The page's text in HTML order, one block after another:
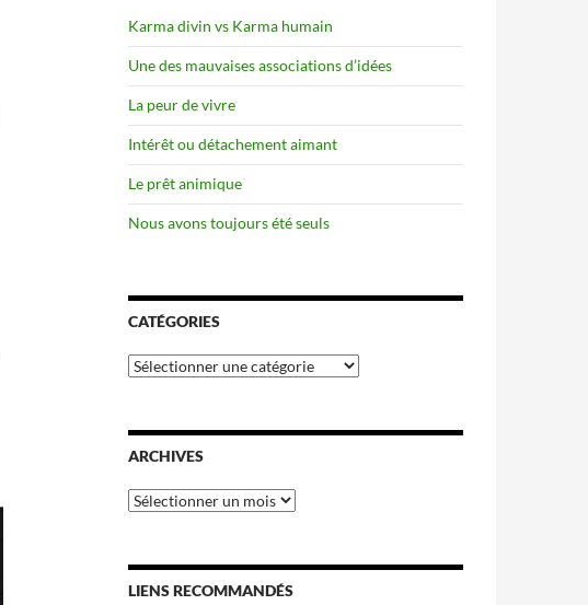
Karma divin vs Karma humain
Une des mauvaises associations d’idées
La peur de vivre
Intérêt ou détachement aimant
Le prêt animique
Nous avons toujours été seuls
CATÉGORIES
Catégories
ARCHIVES
Archives
LIENS RECOMMANDÉS